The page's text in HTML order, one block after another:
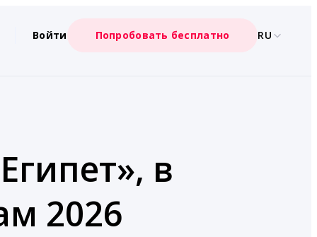
Войти Попробовать бесплатно RU
в
2026